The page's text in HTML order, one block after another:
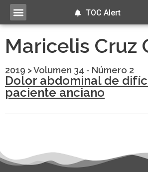
TOC Alert
Maricelis Cruz
2019 >Volumen 34 - Número 2
Dolor abdominal de
paciente anciano